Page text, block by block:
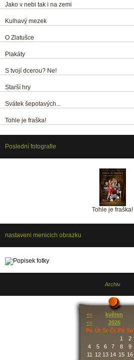
Jako v nebi tak i na zemi
Kulhavý mezek
O Zlatušce
Plakáty
S tvojí dcerou? Ne!
Starší hry
Svátek šepotavých...
Tohle je fraška!
Poslední fotografie
Tohle je fraška!
nastaveni menicich obrazku
Archiv
<< květen
<<
2026
Po Út St Čt Pá So
1
2
4
5 6 7 8 9
11
12 13 14 15 16